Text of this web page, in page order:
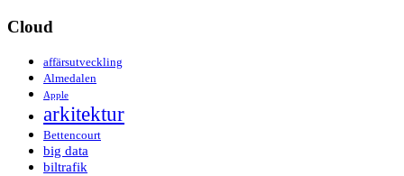
Cloud
affärsutveckling
Almedalen
Apple
arkitektur
Bettencourt
big data
biltrafik